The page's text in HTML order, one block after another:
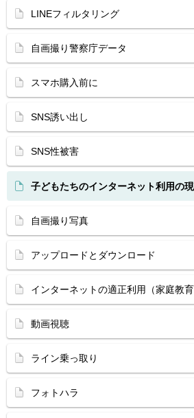
LINEフィルタリング
自画撮り警察庁データ
スマホ購入前に
SNS誘い出し
SNS性被害
子どもたちのインターネット利用の
自画撮り写真
アップロードとダウンロード
インターネットの適正利用（家庭教育
動画視聴
ライン乗っ取り
フォトハラ